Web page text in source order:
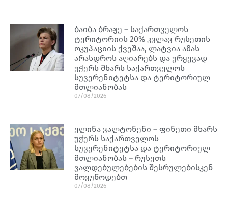
ბაიბა ბრაჟე – საქართველოს
ტერიტორიის 20% კვლავ რუსეთის
ოკუპაციის ქვეშაა, ლატვია ამას
არასდროს აღიარებს და ურყევად
უჭერს მხარს საქართველოს
სუვერენიტეტსა და ტერიტორიულ
მთლიანობას
07/08/2026
ელინა ვალტონენი – ფინეთი მხარს
უჭერს საქართველოს
სუვერენიტეტსა და ტერიტორიულ
მთლიანობას – რუსეთს
ვალდებულებების შესრულებისკენ
მოვუწოდებთ
07/08/2026